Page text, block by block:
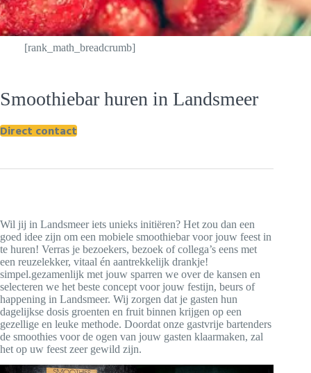
[rank_math_breadcrumb]
Wil jij in Landsmeer iets unieks initiëren? Het zou dan een
goed idee zijn om een mobiele smoothiebar voor jouw feest in
te huren! Verras je bezoekers, bezoek of collega’s eens met
een reuzelekker, vitaal én aantrekkelijk drankje!
simpel.gezamenlijk met jouw sparren we over de kansen en
selecteren we het beste concept voor jouw festijn, beurs of
happening in Landsmeer. Wij zorgen dat je gasten hun
dagelijkse dosis groenten en fruit binnen krijgen op een
gezellige en leuke methode. Doordat onze gastvrije bartenders
de smoothies voor de ogen van jouw gasten klaarmaken, zal
het op uw feest zeer gewild zijn.
Smoothiebar huren in Landsmeer
Direct contact